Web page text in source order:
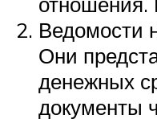
Ведомости
Они
денежных
документы